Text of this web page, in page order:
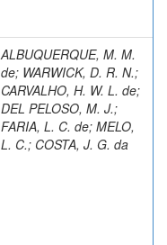
ALBUQUERQUE, M. M.
de; WARWICK, D. R. N.;
CARVALHO, H. W. L. de;
DEL PELOSO, M. J.;
FARIA, L. C. de; MELO,
L. C.; COSTA, J. G. da